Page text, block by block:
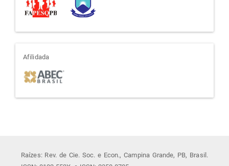
afiliada
Afilidada
Raízes: Rev. de Cie. Soc. e Econ., Campina Grande, PB, Brasil.